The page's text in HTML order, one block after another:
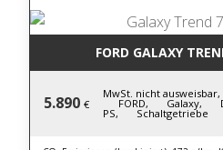
FORD GALAXY
5.890 €
MwSt. nicht ausweisbar,
FORD, Galaxy,
PS, Schaltgetriebe